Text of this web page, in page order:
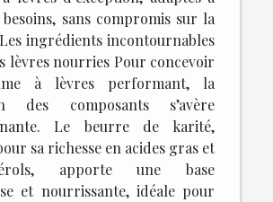
sans compromis sur la
ingrédients incontournables
lèvres nourries Pour concevoir
à lèvres performant, la
des composants s’avère
Le beurre de karité,
sa richesse en acides gras et
apporte une base
et nourrissante, idéale pour